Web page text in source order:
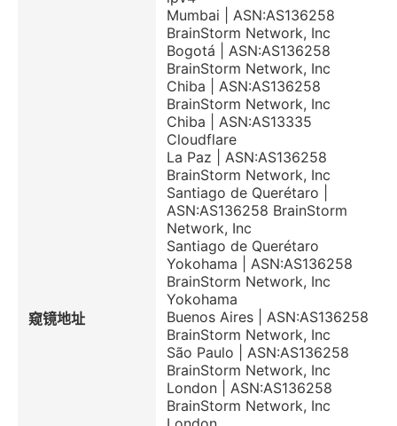
窥镜地址
Mumbai | ASN:AS136258
BrainStorm Network, Inc
Bogotá | ASN:AS136258
BrainStorm Network, Inc
Chiba | ASN:AS136258
BrainStorm Network, Inc
Chiba | ASN:AS13335
Cloudflare
La Paz | ASN:AS136258
BrainStorm Network, Inc
Santiago de Querétaro |
ASN:AS136258 BrainStorm
Network, Inc
Santiago de Querétaro
Yokohama | ASN:AS136258
BrainStorm Network, Inc
Yokohama
Buenos Aires | ASN:AS136258
BrainStorm Network, Inc
São Paulo | ASN:AS136258
BrainStorm Network, Inc
London | ASN:AS136258
BrainStorm Network, Inc